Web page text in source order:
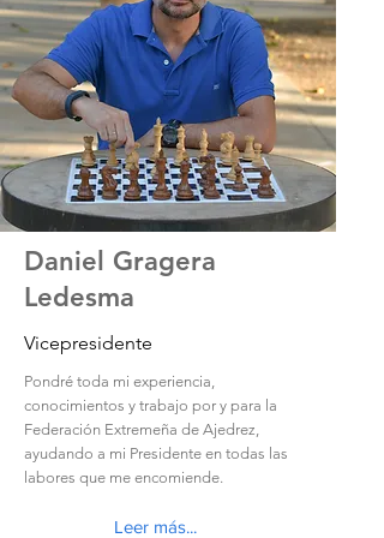
Daniel Gragera
Ledesma
Vicepresidente
Pondré toda mi experiencia,
conocimientos y trabajo por y para la
Federación Extremeña de Ajedrez,
ayudando a mi Presidente en todas las
labores que me encomiende.
Leer más...